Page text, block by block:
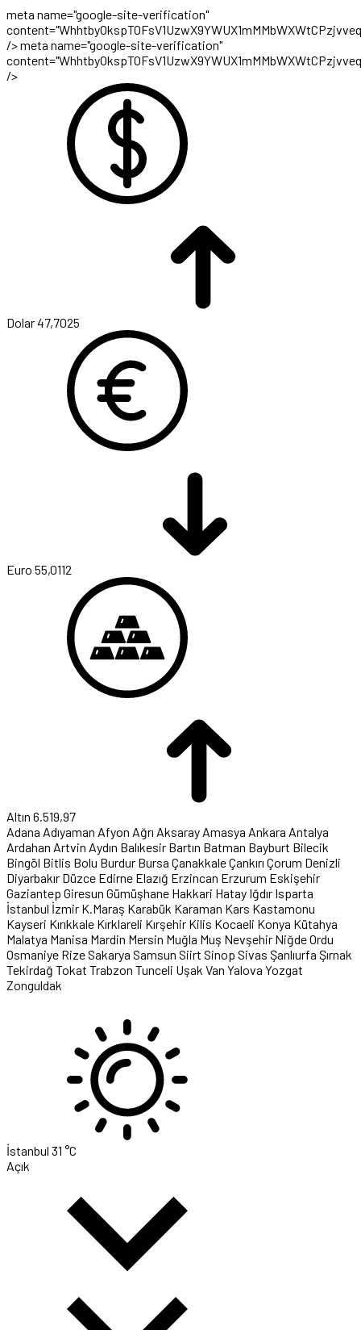
meta name="google-site-verification"
/>meta name="google-site-verification"
/>
Dolar47,7025
Euro 55,0112
Altın 6.519,97
Adana Adıyaman Afyon Ağrı Aksaray Amasya Ankara Antalya
Ardahan Artvin Aydın Balıkesir Bartın Batman Bayburt Bilecik
Bingöl Bitlis Bolu Burdur Bursa ÇanakkaleÇankırı Çorum Denizli
Diyarbakır Düzce Edirne Elazığ Erzincan Erzurum Eskişehir
Gaziantep Giresun Gümüşhane Hakkari Hatay Iğdır Isparta
İstanbul İzmir K.Maraş Karabük Karaman Kars Kastamonu
Kayseri Kırıkkale Kırklareli Kırşehir Kilis Kocaeli Konya Kütahya
Malatya Manisa Mardin Mersin Muğla Muş Nevşehir NiğdeOrdu
Osmaniye RizeSakarya Samsun Siirt Sinop Sivas Şanlıurfa Şırnak
Tekirdağ Tokat Trabzon Tunceli Uşak Van Yalova Yozgat
Zonguldak
İstanbul 31 °C
Açık